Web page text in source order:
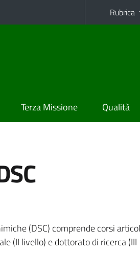
Rubrica
Terza Missione Qualità
(DSC) comprende corsi
(II livello) e dottorato di ricerca (III